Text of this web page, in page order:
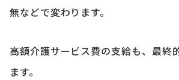
無などで変わります。
高額介護サービス費の支給も、最終
ます。